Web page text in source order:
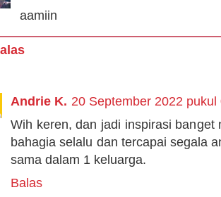
aamiin
Andrie K. 20 September 2022 pukul
Wih keren, dan jadi inspirasi banget
bahagia selalu dan tercapai segala
sama dalam 1 keluarga.
Balas